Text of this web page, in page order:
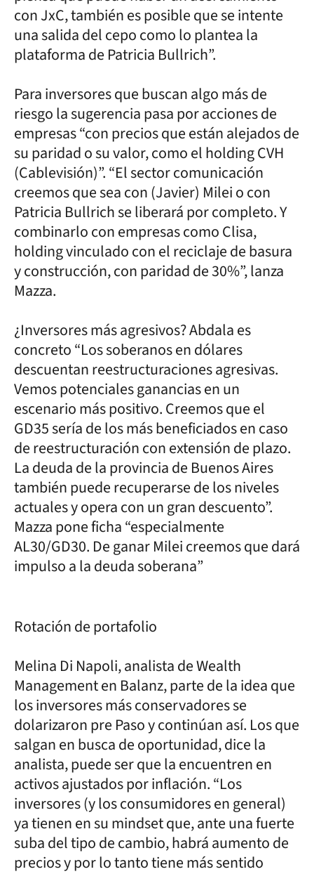
con JxC, también es posible que se intente
una salida del cepo como lo plantea la
plataforma de Patricia Bullrich”.
Para inversores que buscan algo más de
riesgo la sugerencia pasa por acciones de
empresas “con precios que están alejados de
su paridad o su valor, como el holding CVH
(Cablevisión)”. “El sector comunicación
creemos que sea con (Javier) Milei o con
Patricia Bullrich se liberará por completo. Y
combinarlo con empresas como Clisa,
holding vinculado con el reciclaje de basura
y construcción, con paridad de 30%”, lanza
Mazza.
¿Inversores más agresivos? Abdala es
concreto “Los soberanos en dólares
descuentan reestructuraciones agresivas.
Vemos potenciales ganancias en un
escenario más positivo. Creemos que el
GD35 sería de los más beneficiados en caso
de reestructuración con extensión de plazo.
La deuda de la provincia de Buenos Aires
también puede recuperarse de los niveles
actuales y opera con un gran descuento”.
Mazza pone ficha “especialmente
AL30/GD30. De ganar Milei creemos que dará
impulso a la deuda soberana”
Rotación de portafolio
Melina Di Napoli, analista de Wealth
Management en Balanz, parte de la idea que
los inversores más conservadores se
dolarizaron pre Paso y continúan así. Los que
salgan en busca de oportunidad, dice la
analista, puede ser que la encuentren en
activos ajustados por inflación. “Los
inversores (y los consumidores en general)
ya tienen en su mindset que, ante una fuerte
suba del tipo de cambio, habrá aumento de
precios y por lo tanto tiene más sentido